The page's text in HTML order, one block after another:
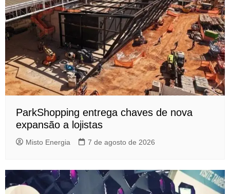
ParkShopping entrega chaves de nova
expansão a lojistas
Misto Energia 7 de agosto de 2026